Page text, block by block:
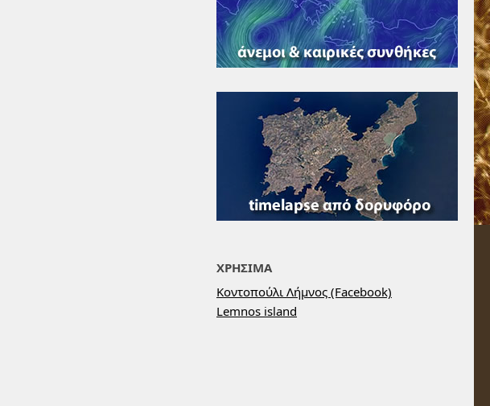
ΧΡΗΣΙΜΑ
Κοντοπούλι Λήμνος (Facebook)
Lemnos island